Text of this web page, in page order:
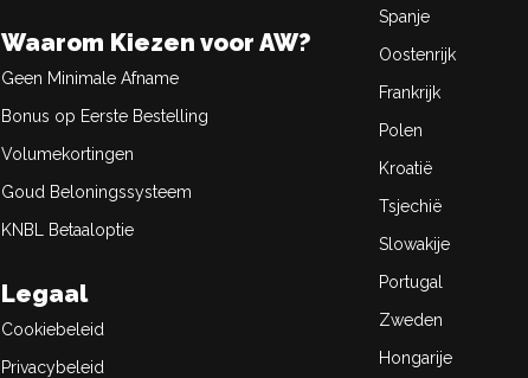
Waarom Kiezen voor AW?
Geen Minimale Afname
Bonus op Eerste Bestelling
Volumekortingen
Goud Beloningssysteem
KNBL Betaaloptie
Legaal
Cookiebeleid
Privacybeleid
Spanje
Oostenrijk
Frankrijk
Polen
Kroatië
Tsjechië
Slowakije
Portugal
Zweden
Hongarije